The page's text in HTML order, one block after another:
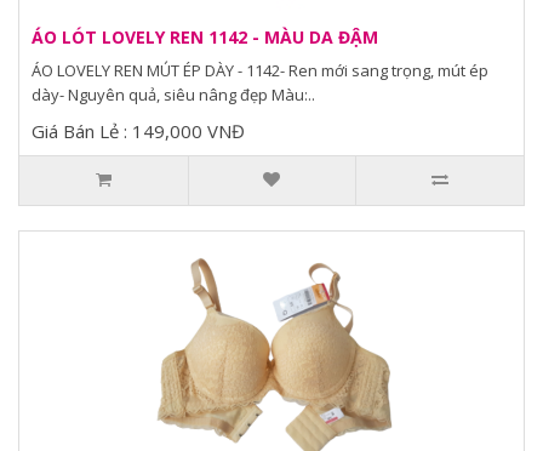
ÁO LÓT LOVELY REN 1142 - MÀU DA ĐẬM
ÁO LOVELY REN MÚT ÉP DÀY - 1142- Ren mới sang trọng, mút ép
dày- Nguyên quả, siêu nâng đẹp Màu:..
Giá Bán Lẻ : 149,000 VNĐ